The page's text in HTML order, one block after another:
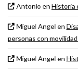
Antonio en Historia
Miguel Angel en
personas con
Miguel Angel en